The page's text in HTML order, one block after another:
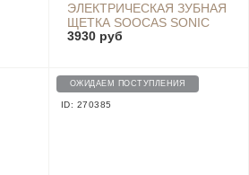
ЭЛЕКТРИЧЕСКАЯ ЗУБНАЯ
ЩЕТКА SOOCAS SONIC
ELECTRIC TOOTHBRUSH
3930 руб
ОЖИДАЕМ ПОСТУПЛЕНИЯ
ID: 270385